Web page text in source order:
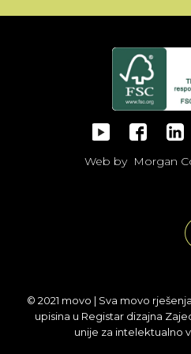
Web by Morgan
© 2021 movo | Sva movo
upisina u Registar dizajna
unije za intelektualno